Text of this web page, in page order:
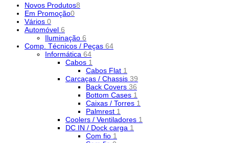
Novos Produtos8
Em Promoção0
Vários 0
Automóvel 6
Iluminação 6
Comp. Técnicos / Peças 64
Informática 64
Cabos 1
Cabos Flat 1
Carcaças / Chassis 39
Back Covers 36
Bottom Cases 1
Caixas / Torres 1
Palmrest 1
Coolers / Ventiladores 1
DC IN / Dock carga 1
Com fio 1